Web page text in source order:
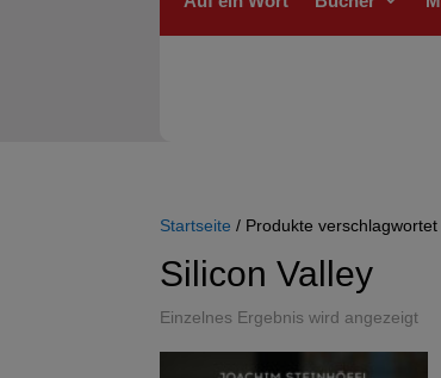
Startseite / Produkte verschlagwortet
Silicon Valley
Einzelnes Ergebnis wird angezeigt